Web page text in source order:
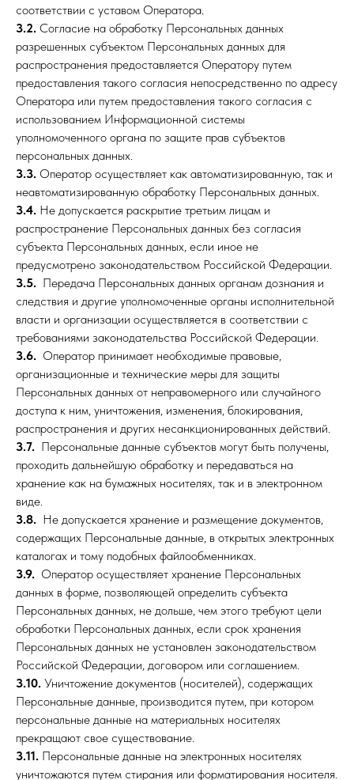
соответствии с уставом Оператора.
3.2. Согласие на обработку Персональных данных
разрешенных субъектом Персональных данных для
распространения предоставляется Оператору путем
предоставления такого согласия непосредственно по адресу
Оператора или путем предоставления такого согласия с
использованием Информационной системы
уполномоченного органа по защите прав субъектов
персональных данных.
3.3. Оператор осуществляет как автоматизированную, так и
неавтоматизированную обработку Персональных данных.
3.4. Не допускается раскрытие третьим лицам и
распространение Персональных данных без согласия
субъекта Персональных данных, если иное не
предусмотрено законодательством Российской Федерации.
3.5. Передача Персональных данных органам дознания и
следствия и другие уполномоченные органы исполнительной
власти и организации осуществляется в соответствии с
требованиями законодательства Российской Федерации.
3.6. Оператор принимает необходимые правовые,
организационные и технические меры для защиты
Персональных данных от неправомерного или случайного
доступа к ним, уничтожения, изменения, блокирования,
распространения и других несанкционированных действий.
3.7. Персональные данные субъектов могут быть получены,
проходить дальнейшую обработку и передаваться на
хранение как на бумажных носителях, так и в электронном
виде.
3.8. Не допускается хранение и размещение документов,
содержащих Персональные данные, в открытых электронных
каталогах и тому подобных файлообменниках.
3.9. Оператор осуществляет хранение Персональных
данных в форме, позволяющей определить субъекта
Персональных данных, не дольше, чем этого требуют цели
обработки Персональных данных, если срок хранения
Персональных данных не установлен законодательством
Российской Федерации, договором или соглашением.
3.10. Уничтожение документов (носителей), содержащих
Персональные данные, производится путем, при котором
персональные данные на материальных носителях
прекращают свое существование.
3.11. Персональные данные на электронных носителях
уничтожаются путем стирания или форматирования носителя.